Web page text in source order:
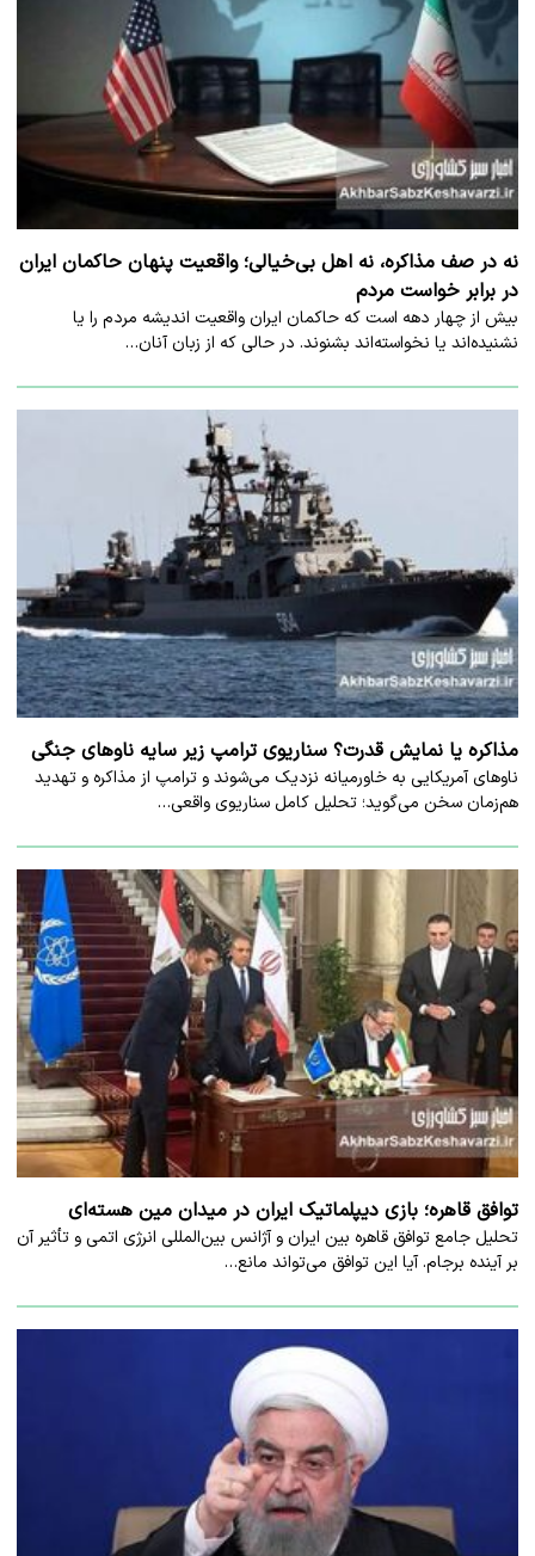
نه در صف مذاکره، نه اهل بی‌خیالی؛ واقعیت پنهان حاکمان ایران
در برابر خواست مردم
بیش از چهار دهه است که حاکمان ایران واقعیت اندیشه مردم را یا
نشنیده‌اند یا نخواسته‌اند بشنوند. در حالی که از زبان آنان…
مذاکره یا نمایش قدرت؟ سناریوی ترامپ زیر سایه ناوهای جنگی
ناوهای آمریکایی به خاورمیانه نزدیک می‌شوند و ترامپ از مذاکره و تهدید
هم‌زمان سخن می‌گوید؛ تحلیل کامل سناریوی واقعی…
توافق قاهره؛ بازی دیپلماتیک ایران در میدان مین هسته‌ای
تحلیل جامع توافق قاهره بین ایران و آژانس بین‌المللی انرژی اتمی و تأثیر آن
بر آینده برجام. آیا این توافق می‌تواند مانع…